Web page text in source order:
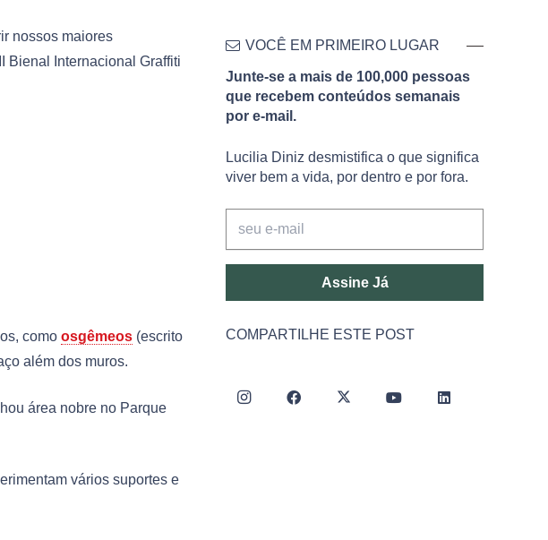
nossos maiores
Bienal Internacional Graffiti
como osgêmeos (escrito
além dos muros.
área nobre no Parque
vários suportes e
VOCÊ EM PRIMEIRO LUGAR
Junte-se a mais de 100,000 pessoas
que recebem conteúdos semanais
por e-mail.
Lucilia Diniz desmistifica o que significa
viver bem a vida, por dentro e por fora.
Assine Já
COMPARTILHE ESTE POST